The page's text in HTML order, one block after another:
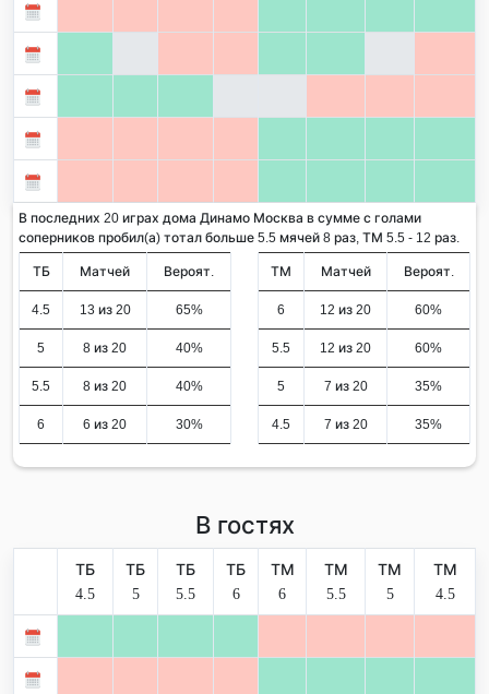
В последних 20 играх дома Динамо Москва в сумме с голами
соперников пробил(а) тотал больше 5.5 мячей 8 раз, ТМ 5.5 - 12 раз.
ТБ Матчей Вероят.
4.5 13 из 20 65%
5 8 из 20 40%
5.5 8 из 20 40%
6 6 из 20 30%
ТМ Матчей Вероят.
6 12 из 20 60%
5.5 12 из 20 60%
5 7 из 20 35%
4.5 7 из 20 35%
В гостях
ТБ
4.5
ТБ
5
ТБ
5.5
ТБ
6
ТМ
6
ТМ
5.5
ТМ
5
ТМ
4.5